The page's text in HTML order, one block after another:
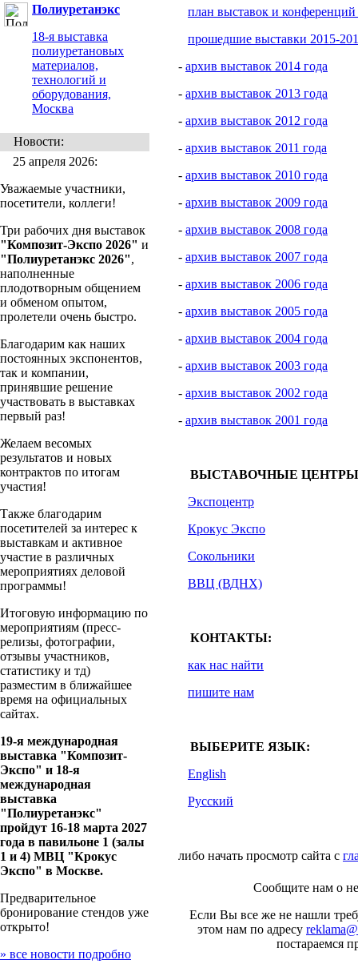
Полиуретанэкс
18-я выставка
полиуретановых
материалов,
технологий и
оборудования,
Москва
Новости:
25 апреля 2026:
Уважаемые участники,
посетители, коллеги!
Три рабочих дня выставок
"Композит-Экспо 2026" и
"Полиуретанэкс 2026",
наполненные
плодотворным общением
и обменом опытом,
пролетели очень быстро.
Благодарим как наших
постоянных экспонентов,
так и компании,
принявшие решение
участвовать в выставках
первый раз!
Желаем весомых
результатов и новых
контрактов по итогам
участия!
Также благодарим
посетителей за интерес к
выставкам и активное
участие в различных
мероприятиях деловой
программы!
Итоговую информацию по
мероприятиям (пресс-
релизы, фотографии,
отзывы участников,
статистику и тд)
разместим в ближайшее
время на официальных
сайтах.
19-я международная
выставка "Композит-
Экспо" и 18-я
международная
выставка
"Полиуретанэкс"
пройдут 16-18 марта 2027
года в павильоне 1 (залы
1 и 4) МВЦ "Крокус
Экспо" в Москве.
Предварительное
бронирование стендов уже
открыто!
» все новости подробно
план выставок и
прошедшие выставки 2015-
- архив выставок 2014 года
- архив выставок 2013 года
- архив выставок 2012 года
- архив выставок 2011 года
- архив выставок 2010 года
- архив выставок 2009 года
- архив выставок 2008 года
- архив выставок 2007 года
- архив выставок 2006 года
- архив выставок 2005 года
- архив выставок 2004 года
- архив выставок 2003 года
- архив выставок 2002 года
- архив выставок 2001 года
ВЫСТАВОЧНЫЕ
Экспоцентр
Крокус Экспо
Сокольники
ВВЦ (ВДНХ)
КОНТАКТЫ:
как нас найти
пишите нам
ВЫБЕРИТЕ ЯЗЫК:
English
Русский
либо начать просмотр сайта с
Сообщите нам о
Если Вы все же не нашли
этом нам по адресу
постараемся